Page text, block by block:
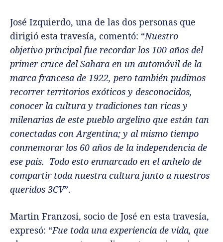
José Izquierdo, una de las dos personas que
dirigió esta travesía, comentó: “Nuestro
objetivo principal fue recordar los 100 años del
primer cruce del Sahara en un automóvil de la
marca francesa de 1922, pero también pudimos
recorrer territorios exóticos y desconocidos,
conocer la cultura y tradiciones tan ricas y
milenarias de este pueblo argelino que están tan
conectadas con Argentina; y al mismo tiempo
conmemorar los 60 años de la independencia de
ese país. Todo esto enmarcado en el anhelo de
compartir toda nuestra cultura junto a nuestros
queridos 3CV”.
Martin Franzosi, socio de José en esta travesía,
expresó: “Fue toda una experiencia de vida, que